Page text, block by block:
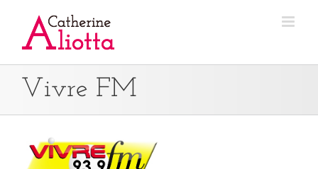
contenu
Vivre FM